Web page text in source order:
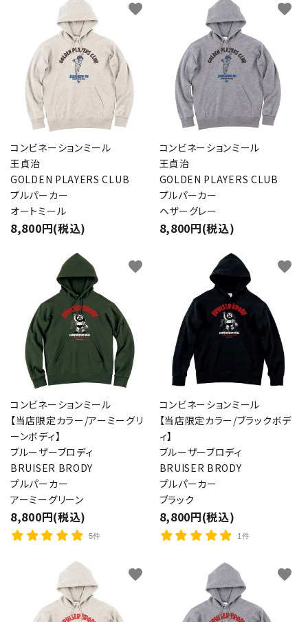
コンビネーションミール
王貞治
GOLDEN PLAYERS CLUB
プルパーカー
オートミール
8,800円(税込)
favorite
コンビネーションミール
王貞治
GOLDEN PLAYERS CLUB
プルパーカー
ヘザーグレー
8,800円(税込)
favorite
コンビネーションミール
【当店限定カラー/アーミーグリ
ーンボディ】
ブルーザーブロディ
BRUISER BRODY
プルパーカー
アーミーグリーン
8,800円(税込)
5件
favorite
コンビネーションミール
【当店限定カラー/ブラックボデ
ィ】
ブルーザーブロディ
BRUISER BRODY
プルパーカー
ブラック
8,800円(税込)
1件
favorite
favorite favorite